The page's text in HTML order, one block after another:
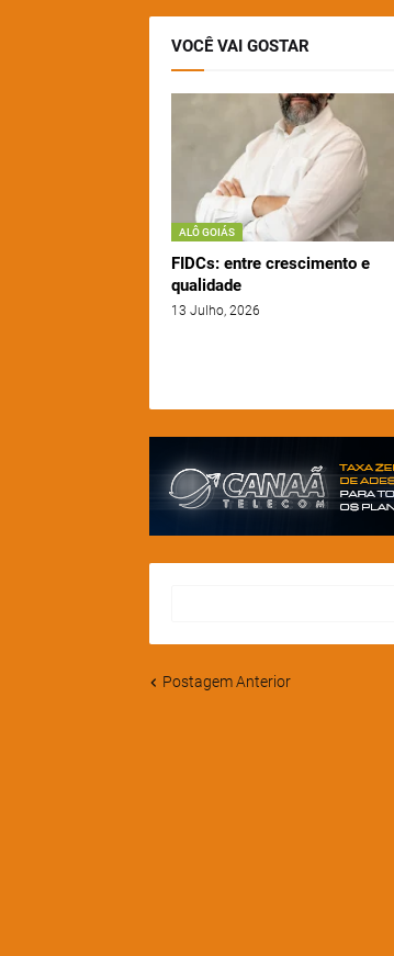
VOCÊ VAI GOSTAR
ALÔ GOIÁS
FIDCs: entre crescimento e
qualidade
13 Julho, 2026
Postagem Anterior